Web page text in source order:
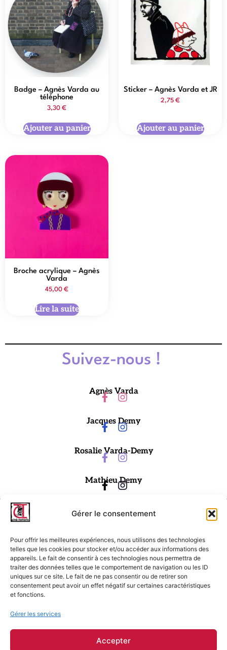
Gérer le consentement
Pour offrir les meilleures expériences, nous utilisons des technologies
telles que les cookies pour stocker et/ou accéder aux informations des
appareils. Le fait de consentir à ces technologies nous permettra de
traiter des données telles que le comportement de navigation ou les ID
uniques sur ce site. Le fait de ne pas consentir ou de retirer son
consentement peut avoir un effet négatif sur certaines caractéristiques
et fonctions.
Gérer les services
Accepter
Badge – Agnès Varda au
téléphone
3,30 €
Ajouter au panier
Sticker – Agnès Varda et JR
2,75 €
Ajouter au panier
Broche acrylique – Agnès
Varda
45,00 €
Lire la suite
Suivez-nous !
Agnès Varda
Jacques Demy
Rosalie Varda-Demy
Mathieu Demy
Ciné-Tamaris
88 rue Daguerre,